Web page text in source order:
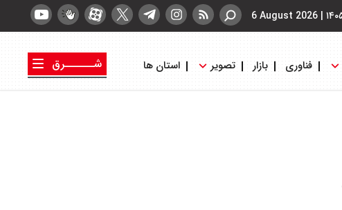
|
6 August 2026
فناوری بازار تصویر استان ها
شــــــرق